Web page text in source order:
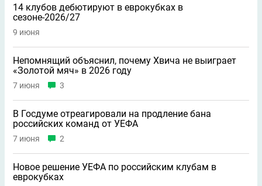
14 клубов дебютируют в еврокубках в
сезоне-2026/27
9 июня
Непомнящий объяснил, почему Хвича не выиграет
«Золотой мяч» в 2026 году
7 июня 3
В Госдуме отреагировали на продление бана
российских команд от УЕФА
7 июня 2
Новое решение УЕФА по российским клубам в
еврокубках